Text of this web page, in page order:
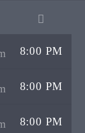
8:00 PM
8:00 PM
8:00 PM